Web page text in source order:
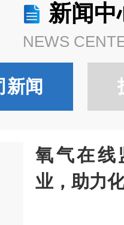
新闻中
NEWS
新闻
氧气在线
业，助力